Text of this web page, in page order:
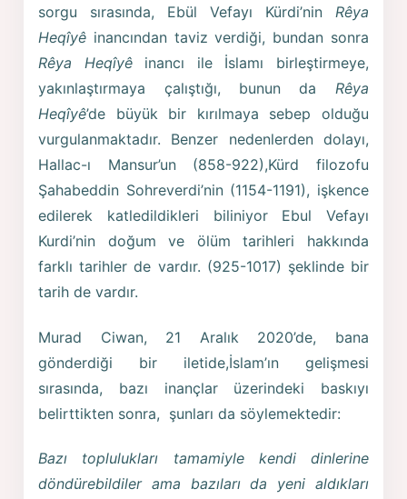
sorgu sırasında, Ebül Vefayı Kürdi’nin Rêya
Heqîyê inancından taviz verdiği, bundan sonra
Rêya Heqîyêinancı ile İslamı birleştirmeye,
yakınlaştırmaya çalıştığı, bunun da Rêya
Heqîyê’de büyük bir kırılmaya sebep olduğu
vurgulanmaktadır. Benzer nedenlerden dolayı,
Hallac-ı Mansur’un (858-922),Kürd filozofu
Şahabeddin Sohreverdi’nin (1154-1191), işkence
edilerek katledildikleri biliniyor Ebul Vefayı
Kurdi’nin doğum ve ölüm tarihleri hakkında
farklı tarihler de vardır. (925-1017) şeklinde bir
tarih de vardır.
Murad Ciwan, 21 Aralık 2020’de, bana
gönderdiği bir iletide,İslam’ın gelişmesi
sırasında, bazı inançlar üzerindeki baskıyı
belirttikten sonra, şunları da söylemektedir:
Bazı toplulukları tamamiyle kendi dinlerine
döndürebildiler ama bazıları da yeni aldıkları